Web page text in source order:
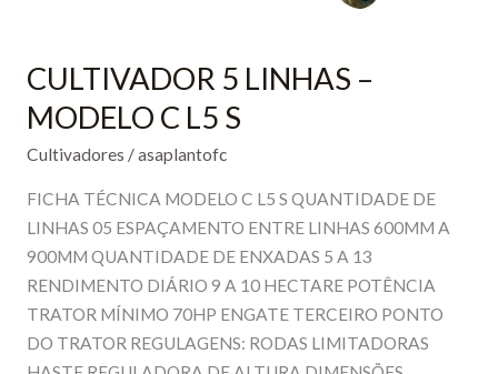
CULTIVADOR 5 LINHAS –
MODELO C L5 S
Cultivadores /asaplantofc
FICHA TÉCNICA MODELO C L5 S QUANTIDADE DE
LINHAS 05 ESPAÇAMENTO ENTRE LINHAS 600MM A
900MM QUANTIDADE DE ENXADAS 5 A 13
RENDIMENTO DIÁRIO 9 A 10 HECTARE POTÊNCIA
TRATOR MÍNIMO 70HP ENGATE TERCEIRO PONTO
DO TRATOR REGULAGENS: RODAS LIMITADORAS